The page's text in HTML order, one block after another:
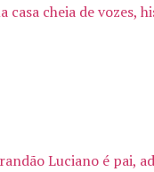
casa cheia de
Luciano é pai,